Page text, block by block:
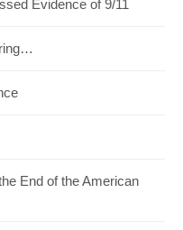
Evidence of 9/11
End of the American